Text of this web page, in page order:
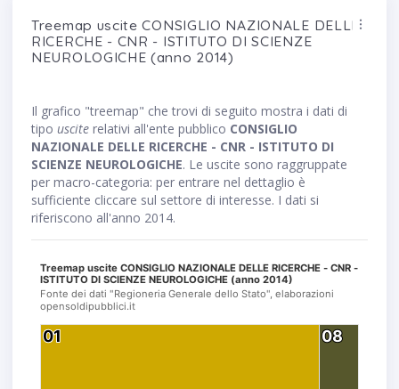
Treemap uscite CONSIGLIO NAZIONALE DELLE
RICERCHE - CNR - ISTITUTO DI SCIENZE
NEUROLOGICHE (anno 2014)
Il grafico "treemap" che trovi di seguito mostra i dati di
tipo uscite relativi all'ente pubblico CONSIGLIO
NAZIONALE DELLE RICERCHE - CNR - ISTITUTO DI
SCIENZE NEUROLOGICHE. Le uscite sono raggruppate
per macro-categoria: per entrare nel dettaglio è
sufficiente cliccare sul settore di interesse. I dati si
riferiscono all'anno 2014.
Treemap uscite CONSIGLIO NAZIONALE DELLE RICERCHE - CNR -
ISTITUTO DI SCIENZE NEUROLOGICHE (anno 2014)
Fonte dei dati "Regioneria Generale dello Stato", elaborazioni
opensoldipubblici.it
01
01 08
08